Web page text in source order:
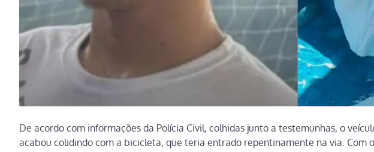
De acordo com informações da Polícia Civil, colhidas junto a testemunhas, o
acabou colidindo com a bicicleta, que teria entrado repentinamente na via. Com